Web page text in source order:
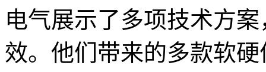
电气展示了多项技术方
效。他们带来的多款软